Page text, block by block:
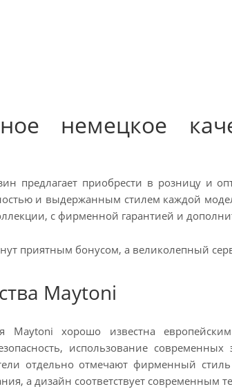
немецкое
предлагает приобрести в розницу и
и выдержанным стилем каждой
с фирменной гарантией и
приятным бонусом, а великолепный
Maytoni
Maytoni хорошо известна
использование
отдельно отмечают фирменный
а дизайн соответствует современным